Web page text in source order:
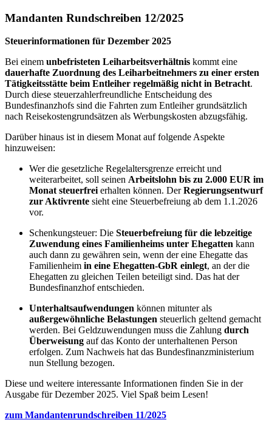
Mandanten Rundschreiben 12/2025
Steuerinformationen für Dezember 2025
Bei einem unbefristeten Leiharbeitsverhältnis kommt eine
dauerhafte Zuordnung des Leiharbeitnehmers zu einer ersten
Tätigkeitsstätte beim Entleiher regelmäßig nicht in Betracht.
Durch diese steuerzahlerfreundliche Entscheidung des
Bundesfinanzhofs sind die Fahrten zum Entleiher grundsätzlich
nach Reisekostengrundsätzen als Werbungskosten abzugsfähig.
Darüber hinaus ist in diesem Monat auf folgende Aspekte
hinzuweisen:
Wer die gesetzliche Regelaltersgrenze erreicht und
weiterarbeitet, soll seinen Arbeitslohn bis zu 2.000 EUR im
Monat steuerfreierhalten können. DerRegierungsentwurf
zur Aktivrente sieht eine Steuerbefreiung ab dem 1.1.2026
vor.
Schenkungsteuer: Die Steuerbefreiung für die lebzeitige
Zuwendung eines Familienheims unter Ehegatten kann
auch dann zu gewähren sein, wenn der eine Ehegatte das
Familienheim in eine Ehegatten-GbR einlegt, an der die
Ehegatten zu gleichen Teilen beteiligt sind. Das hat der
Bundesfinanzhof entschieden.
Unterhaltsaufwendungen können mitunter als
außergewöhnliche Belastungen steuerlich geltend gemacht
werden. Bei Geldzuwendungen muss die Zahlung durch
Überweisung auf das Konto der unterhaltenen Person
erfolgen. Zum Nachweis hat das Bundesfinanzministerium
nun Stellung bezogen.
Diese und weitere interessante Informationen finden Sie in der
Ausgabe für Dezember 2025. Viel Spaß beim Lesen!
zum Mandantenrundschreiben 11/2025